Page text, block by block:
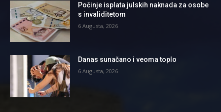
Počinje isplata julskih naknada za osobe
s invaliditetom
6 Augusta, 2026
Danas sunačano i veoma toplo
6 Augusta, 2026